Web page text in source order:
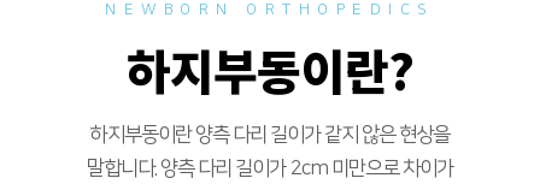
NEWBORN ORTHOPEDICS
하지부동이란?
하지부동이란 양측 다리 길이가 같지 않은 현상을
말합니다. 양측 다리 길이가 2cm 미만으로 차이가